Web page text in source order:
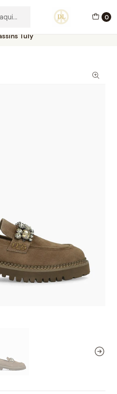
0
70€ PORTUGAL CONTINENTAL
Tuly